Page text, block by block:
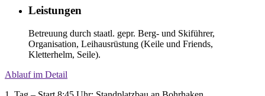
Leistungen
Betreuung durch staatl. gepr. Berg- und Skiführer,
Organisation, Leihausrüstung (Keile und Friends,
Kletterhelm, Seile).
Ablauf im Detail